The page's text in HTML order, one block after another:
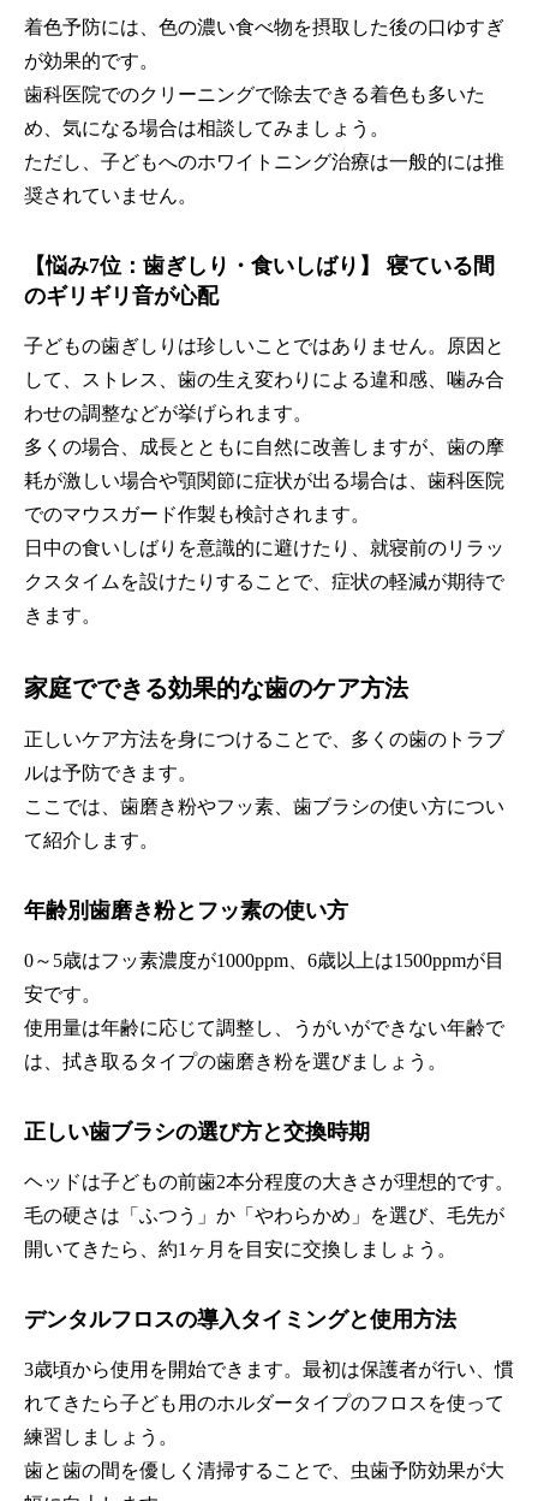
着色予防には、色の濃い食べ物を摂取した後の口ゆすぎ
が効果的です。
歯科医院でのクリーニングで除去できる着色も多いた
め、気になる場合は相談してみましょう。
ただし、子どもへのホワイトニング治療は一般的には推
奨されていません。
【悩み7位：歯ぎしり・食いしばり】 寝ている間
のギリギリ音が心配
子どもの歯ぎしりは珍しいことではありません。原因と
して、ストレス、歯の生え変わりによる違和感、噛み合
わせの調整などが挙げられます。
多くの場合、成長とともに自然に改善しますが、歯の摩
耗が激しい場合や顎関節に症状が出る場合は、歯科医院
でのマウスガード作製も検討されます。
日中の食いしばりを意識的に避けたり、就寝前のリラッ
クスタイムを設けたりすることで、症状の軽減が期待で
きます。
家庭でできる効果的な歯のケア方法
正しいケア方法を身につけることで、多くの歯のトラブ
ルは予防できます。
ここでは、歯磨き粉やフッ素、歯ブラシの使い方につい
て紹介します。
年齢別歯磨き粉とフッ素の使い方
0～5歳はフッ素濃度が1000ppm、6歳以上は1500ppmが目
安です。
使用量は年齢に応じて調整し、うがいができない年齢で
は、拭き取るタイプの歯磨き粉を選びましょう。
正しい歯ブラシの選び方と交換時期
ヘッドは子どもの前歯2本分程度の大きさが理想的です。
毛の硬さは「ふつう」か「やわらかめ」を選び、毛先が
開いてきたら、約1ヶ月を目安に交換しましょう。
デンタルフロスの導入タイミングと使用方法
3歳頃から使用を開始できます。最初は保護者が行い、慣
れてきたら子ども用のホルダータイプのフロスを使って
練習しましょう。
歯と歯の間を優しく清掃することで、虫歯予防効果が大